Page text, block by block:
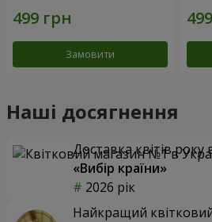
Замовити
Наші досягнення
Доставка квітів року
«Вибір країни»
2026 рік
Найкращий